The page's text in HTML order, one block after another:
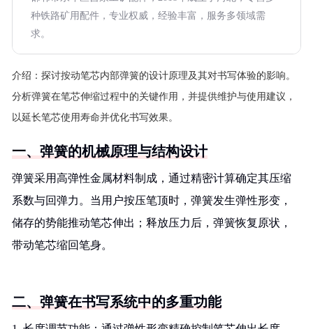
种铁路矿用配件，专业权威，经验丰富，服务多领域需
求。
介绍： 探讨按动笔芯内部弹簧的设计原理及其对书写体验的影响。
分析弹簧在笔芯伸缩过程中的关键作用，并提供维护与使用建议，
以延长笔芯使用寿命并优化书写效果。
一、弹簧的机械原理与结构设计
弹簧采用高弹性金属材料制成，通过精密计算确定其压缩
系数与回弹力。当用户按压笔顶时，弹簧发生弹性形变，
储存的势能推动笔芯伸出；释放压力后，弹簧恢复原状，
带动笔芯缩回笔身。
二、弹簧在书写系统中的多重功能